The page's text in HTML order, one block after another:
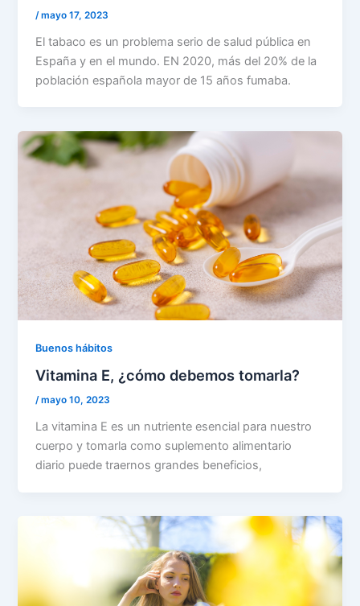
/mayo 17, 2023
El tabaco es un problema serio de salud pública en
España y en el mundo. EN 2020, más del 20% de la
población española mayor de 15 años fumaba.
Buenos hábitos
Vitamina E, ¿cómo debemos tomarla?
/mayo 10, 2023
La vitamina E es un nutriente esencial para nuestro
cuerpo y tomarla como suplemento alimentario
diario puede traernos grandes beneficios,